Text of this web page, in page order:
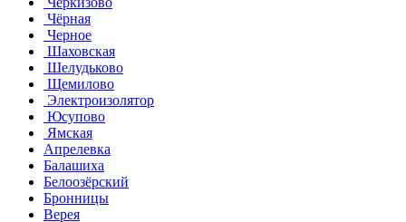
Чёрная
Черное
Шаховская
Шелудьково
Щемилово
Электроизолятор
Юсупово
Ямская
Апрелевка
Балашиха
Белоозёрский
Бронницы
Верея